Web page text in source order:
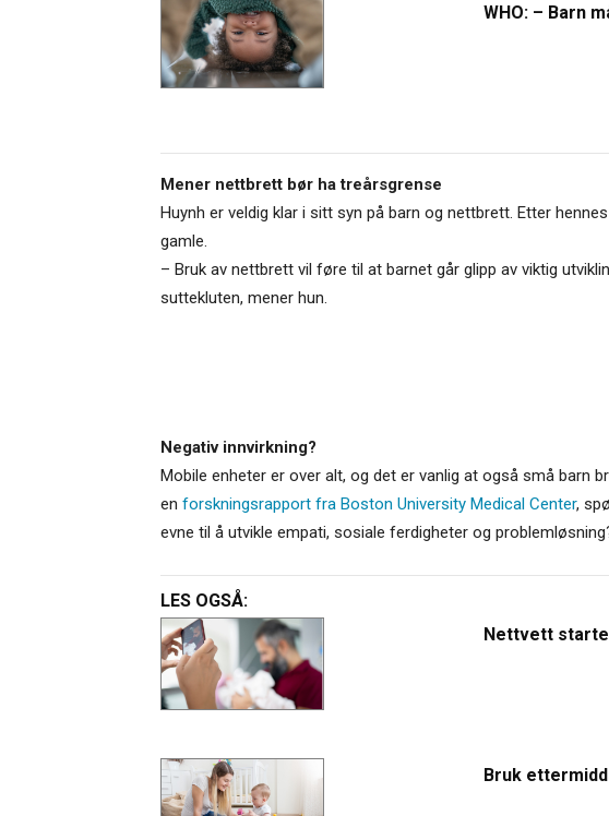
WHO: – Barn
Mener nettbrett bør ha treårsgrense
Huynh er veldig klar i sitt syn på barn og nettbrett. Etter
gamle.
– Bruk av nettbrett vil føre til at barnet går glipp av viktig
suttekluten, mener hun.
Negativ innvirkning?
Mobile enheter er over alt, og det er vanlig at også små barn
en forskningsrapport fra Boston University Medical Center,
evne til å utvikle empati, sosiale ferdigheter og
LES OGSÅ:
Nettvett
Bruk